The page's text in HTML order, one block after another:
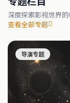
深度探索影视世界
查看全部专题
导演专题